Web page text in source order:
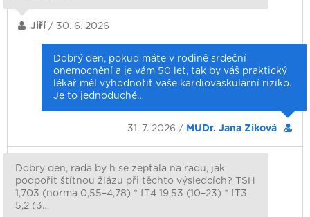
Jiří / 30. 6. 2026
Dobrý den, pokud máte v rodině srdeční
onemocnění a je vám 50 let, tak by váš praktický
lékař měl vyhodnotit vaše kardiovaskulární riziko.
Je to jednoduché…
31. 7. 2026 / MUDr. Jana Ziková
Dobry den, rada by h se zeptala na radu, jak
podpořit štítnou žlázu při těchto výsledcích? TSH
1,703 (norma 0,55–4,78) * fT4 19,53 (10–23) * fT3
5,2 (3…